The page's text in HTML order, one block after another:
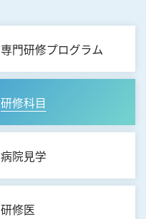
専門研修プログラム
研修科目
病院見学
研修医